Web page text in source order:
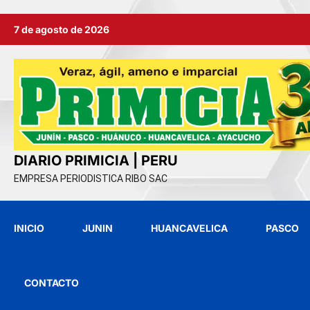
7 de agosto de 2026
DIARIO PRIMICIA | PERU
EMPRESA PERIODISTICA RIBO SAC
INICIO JUNIN HUANCAVELICA PASCO
CONTACTO